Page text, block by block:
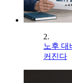
2.
노후 대
커진다